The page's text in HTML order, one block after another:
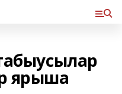
ярыша